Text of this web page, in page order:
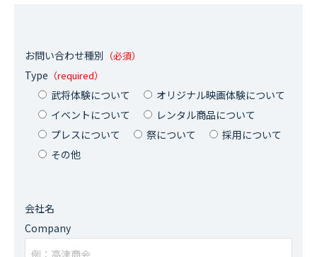
採用情報
CONTACT
お問い合わせ種別 （必須）
Type （required）
武将体験について
オリジナル映画体験について
イベントについて
レンタル商品について
プレスについて
祭について
採用について
その他
会社名
Company